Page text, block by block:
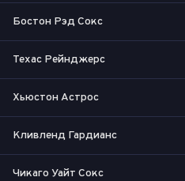
Бостон Рэд Сокс
Техас Рейнджерс
Хьюстон Астрос
Кливленд Гардианс
Чикаго Уайт Сокс